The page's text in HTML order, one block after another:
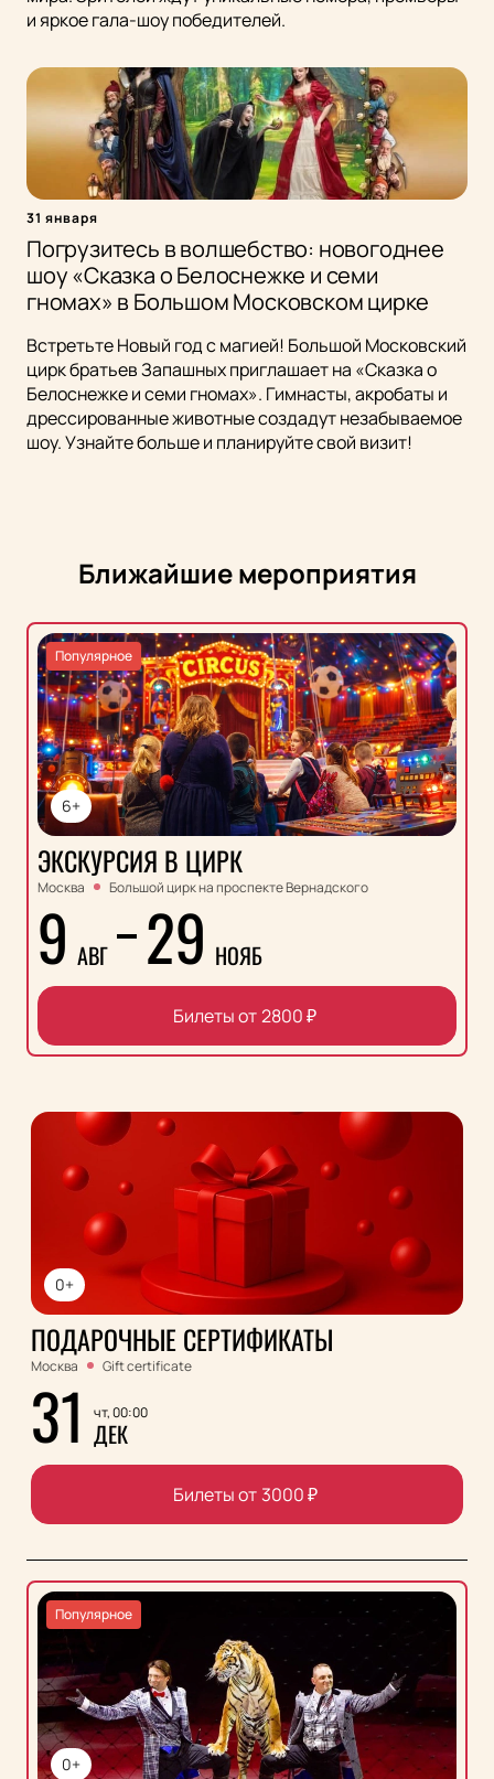
и яркое гала-шоу победителей.
31 января
Погрузитесь в волшебство: новогоднее
шоу «Сказка о Белоснежке и семи
гномах» в Большом Московском цирке
Встретьте Новый год с магией! Большой Московский
цирк братьев Запашных приглашает на «Сказка о
Белоснежке и семи гномах». Гимнасты, акробаты и
дрессированные животные создадут незабываемое
шоу. Узнайте больше и планируйте свой визит!
Ближайшие мероприятия
6+
Популярное
ЭКСКУРСИЯ В ЦИРК
Москва Большой цирк на проспекте Вернадского
9 АВГ 29 НОЯБ
Билеты от2800₽
0+
ПОДАРОЧНЫЕ СЕРТИФИКАТЫ
Москва Gift certificate
31 чт, 00:00
ДЕК
Билеты от 3000₽
0+
Популярное